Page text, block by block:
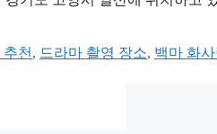
천, 드라마 촬영 장소, 백마 화